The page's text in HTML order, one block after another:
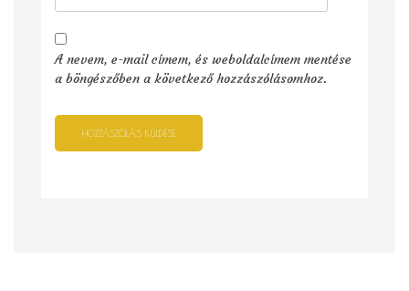
A nevem, e-mail címem, és weboldalcímem mentése
a böngészőben a következő hozzászólásomhoz.